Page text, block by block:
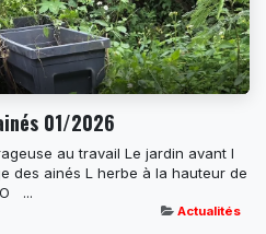
01/2026
au travail Le jardin avant l
des ainés L herbe à la hauteur de
​...
Actualités